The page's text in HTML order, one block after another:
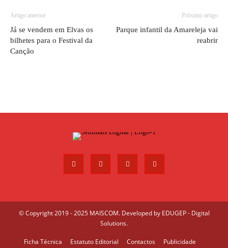
Artigo anterior
Já se vendem em Elvas os
bilhetes para o Festival da
Canção
Próximo artigo
Parque infantil da Amareleja vai
reabrir
© Copyright 2019 - 2025 MAISCOM. Developed by EDUGEP - Digital
Solutions.
Ficha Técnica Estatuto Editorial Contactos
Publicidade